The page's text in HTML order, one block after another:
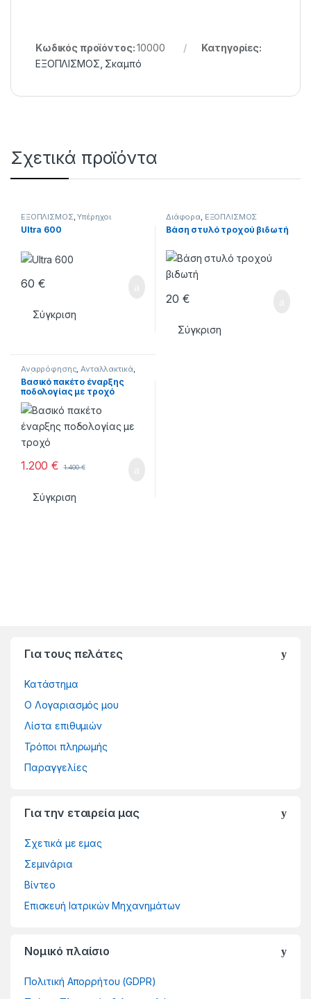
Κωδικός προϊόντος:10000
Κατηγορίες:
ΕΞΟΠΛΙΣΜΟΣ Σκαμπό
Σχετικά προϊόντα
ΕΞΟΠΛΙΣΜΟΣ,Υπέρηχοι
Ultra 600
60 €
Σύγκριση
Διάφορα, ΕΞΟΠΛΙΣΜΟΣ
Βάση στυλό τροχού βιδωτή
20 €
Σύγκριση
Αναρρόφησης,Ανταλλακτικά,
Διάφορα ΕΞΟΠΛΙΣΜΟΣ,
Μανικιούρ,Νυχιών,Πεντικιούρ
Ποδολογίας, ΤΡΟΧΟΙ,
Ψεκασμού
Βασικό πακέτο έναρξης
ποδολογίας με τροχό
1.200€ 1.400€
Σύγκριση
Για τους πελάτες
Κατάστημα
Ο Λογαριασμός μου
Λίστα επιθυμιών
Τρόποι πληρωμής
Παραγγελίες
Για την εταιρεία μας
Σχετικά με εμας
Σεμινάρια
Βίντεο
Επισκευή Ιατρικών Μηχανημάτων
Νομικό πλαίσιο
Πολιτική Απορρήτου (GDPR)